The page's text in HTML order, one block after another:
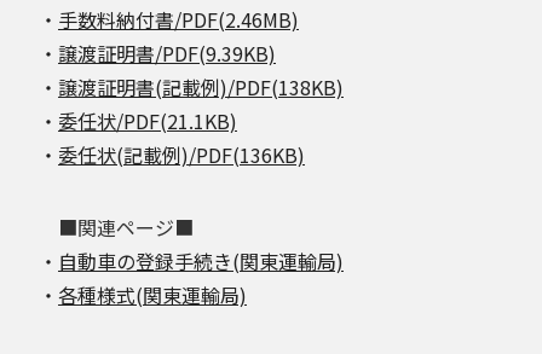
・ 手数料納付書/PDF(2.46MB)
・ 譲渡証明書/PDF(9.39KB)
・ 譲渡証明書(記載例)/PDF(138KB)
・ 委任状/PDF(21.1KB)
・ 委任状(記載例)/PDF(136KB)
■関連ページ■
・ 自動車の登録手続き(関東運輸局)
・ 各種様式(関東運輸局)